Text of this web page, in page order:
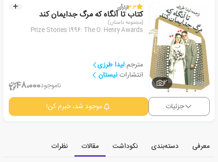
2
3.3از1رأی
کتاب تا آنگاه که مرگ جدایمان کند
(مجموعه داستان)
Prize Stories 1996: The O. Henry Awards
مترجم:لیدا طرزی
انتشارات:نیستان
ناموجود48،000
جزئیات موجود شد، خبرم کن!
معرفی دسته‌بندی نکوداشت مقالات
نظرات